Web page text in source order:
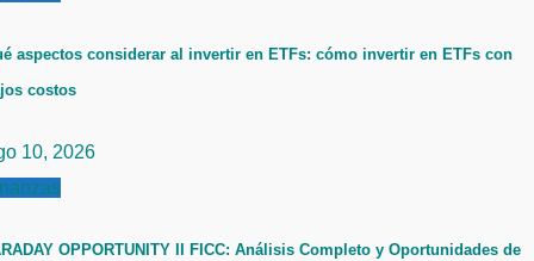
aspectos considerar al invertir en ETFs: cómo invertir en ETFs con
costos
10, 2026
OPPORTUNITY II FICC: Análisis Completo y Oportunidades de